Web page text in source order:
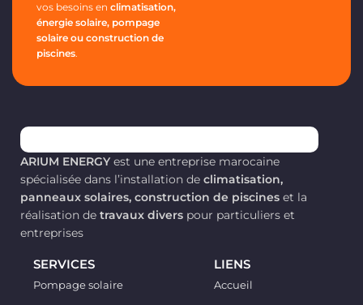
vos besoins en climatisation,
énergie solaire, pompage
solaire ou construction de
piscines.
ARIUM ENERGY est une entreprise marocaine
spécialisée dans l’installation declimatisation,
panneaux solaires, construction de piscines et la
réalisation detravaux divers pour particuliers et
entreprises
LIENS
Accueil
SERVICES
Pompage solaire